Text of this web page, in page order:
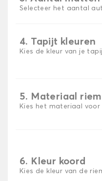
Selecteer het aantal
4. Tapijt kleuren
Kies de kleur van je
5. Materiaal riem
Kies het materiaal voor
6. Kleur koord
Kies de kleur van de